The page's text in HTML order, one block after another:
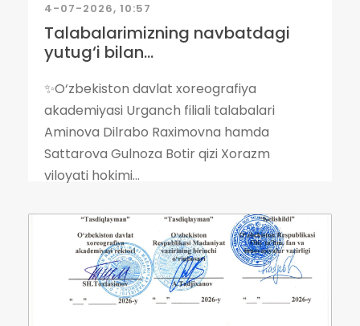
4-07-2026, 10:57
Talabalarimizning navbatdagi
yutug‘i bilan...
✨O‘zbekiston davlat xoreografiya
akademiyasi Urganch filiali talabalari
Aminova Dilrabo Raximovna hamda
Sattarova Gulnoza Botir qizi Xorazm
viloyati hokimi...